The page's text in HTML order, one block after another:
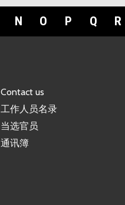
N O P Q R
Contact us
工作人员名录
当选官员
通讯簿